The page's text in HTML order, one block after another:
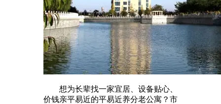
想为长辈找一家宜居、设备贴心、
价钱亲平易近的平易近养分老公寓？市